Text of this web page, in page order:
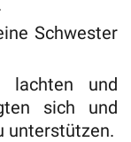
Schwester
lachten und
sich und
unterstützen.